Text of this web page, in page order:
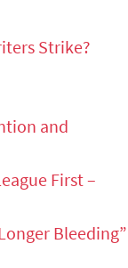
Strike?
and
First –
Bleeding”